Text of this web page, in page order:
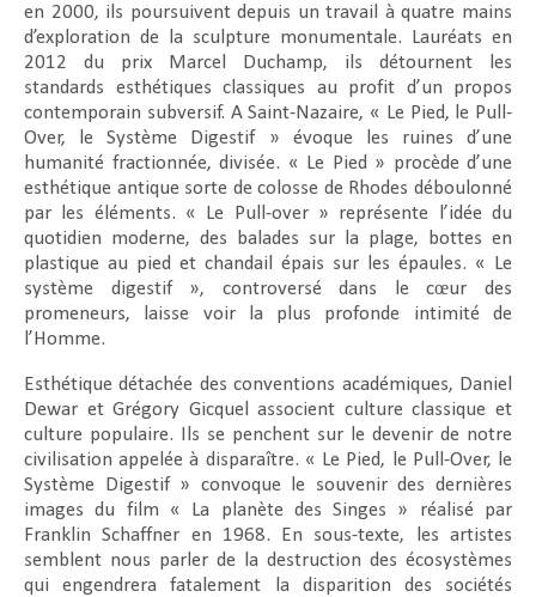
en 2000, ils poursuivent depuis un travail à quatre mains
d’exploration de la sculpture monumentale. Lauréats en
2012 du prix Marcel Duchamp, ils détournent les
standards esthétiques classiques au profit d’un propos
contemporain subversif. A Saint-Nazaire, « Le Pied, le Pull-
Over, le Système Digestif » évoque les ruines d’une
humanité fractionnée, divisée. « Le Pied » procède d’une
esthétique antique sorte de colosse de Rhodes déboulonné
par les éléments. « Le Pull-over » représente l’idée du
quotidien moderne, des balades sur la plage, bottes en
plastique au pied et chandail épais sur les épaules. « Le
système digestif », controversé dans le cœur des
promeneurs, laisse voir la plus profonde intimité de
l’Homme.
Esthétique détachée des conventions académiques, Daniel
Dewar et Grégory Gicquel associent culture classique et
culture populaire. Ils se penchent sur le devenir de notre
civilisation appelée à disparaître. « Le Pied, le Pull-Over, le
Système Digestif » convoque le souvenir des dernières
images du film « La planète des Singes » réalisé par
Franklin Schaffner en 1968. En sous-texte, les artistes
semblent nous parler de la destruction des écosystèmes
qui engendrera fatalement la disparition des sociétés